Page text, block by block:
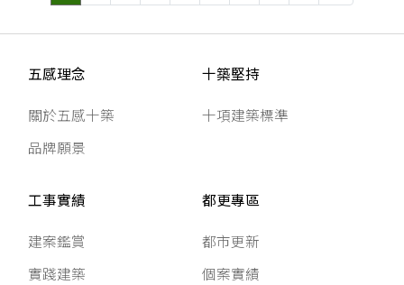
五感理念
關於五感十築
品牌願景
十築堅持
十項建築標準
工事實績
建案鑑賞
實踐建築
都更專區
都市更新
個案實績